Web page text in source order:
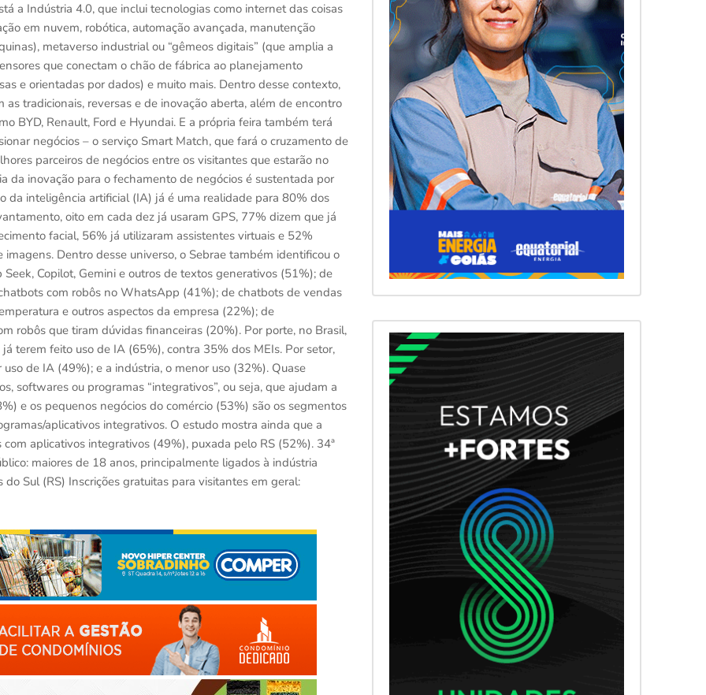
a Indústria 4.0, que inclui tecnologias como internet das coisas
em nuvem, robótica, automação avançada, manutenção
metaverso industrial ou “gêmeos digitais” (que amplia a
que conectam o chão de fábrica ao planejamento
e orientadas por dados) e muito mais. Dentro desse contexto,
tradicionais, reversas e de inovação aberta, além de encontro
BYD, Renault, Ford e Hyundai. E a própria feira também terá
negócios – o serviço Smart Match, que fará o cruzamento de
parceiros de negócios entre os visitantes que estarão no
da inovação para o fechamento de negócios é sustentada por
da inteligência artificial (IA) já é uma realidade para 80% dos
oito em cada dez já usaram GPS, 77% dizem que já
facial, 56% já utilizaram assistentes virtuais e 52%
Dentro desse universo, o Sebrae também identificou o
Copilot, Gemini e outros de textos generativos (51%); de
com robôs no WhatsApp (41%); de chatbots de vendas
e outros aspectos da empresa (22%); de
robôs que tiram dúvidas financeiras (20%). Por porte, no Brasil,
terem feito uso de IA (65%), contra 35% dos MEIs. Por setor,
de IA (49%); e a indústria, o menor uso (32%). Quase
softwares ou programas “integrativos”, ou seja, que ajudam a
e os pequenos negócios do comércio (53%) são os segmentos
aplicativos integrativos. O estudo mostra ainda que a
aplicativos integrativos (49%), puxada pelo RS (52%). 34ª
maiores de 18 anos, principalmente ligados à indústria
Sul (RS) Inscrições gratuitas para visitantes em geral: